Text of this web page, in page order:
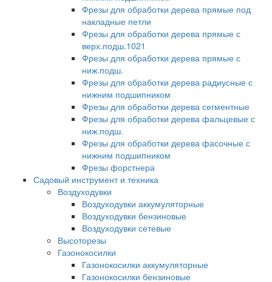
Фрезы для обработки дерева прямые под
накладные петли
Фрезы для обработки дерева прямые с
верх.подш.1021
Фрезы для обработки дерева прямые с
ниж.подш.
Фрезы для обработки дерева радиусные с
нижним подшипником
Фрезы для обработки дерева сегментные
Фрезы для обработки дерева фальцевые с
ниж.подш.
Фрезы для обработки дерева фасочные с
нижним подшипником
Фрезы форстнера
Садовый инструмент и техника
Воздуходувки
Воздуходувки аккумуляторные
Воздуходувки бензиновые
Воздуходувки сетевые
Высоторезы
Газонокосилки
Газонокосилки аккумуляторные
Газонокосилки бензиновые